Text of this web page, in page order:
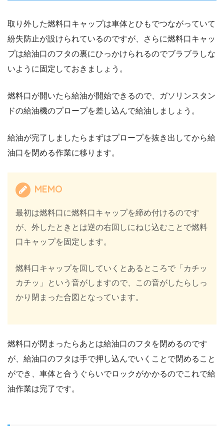
取り外した燃料口キャップは車体とひもでつながっていて
紛失防止が設けられているのですが、さらに燃料口キャッ
プは給油口のフタの裏にひっかけられるのでブラブラしな
いように固定しておきましょう。
燃料口が開いたら給油が開始できるので、ガソリンスタン
ドの給油機のプロープを差し込んで給油しましょう。
給油が完了しましたらまずはプロープを抜き出してから給
油口を閉める作業に移ります。
MEMO
最初は燃料口に燃料口キャップを締め付けるのです
が、外したときとは逆の右回しにねじ込むことで燃料
口キャップを固定します。
燃料口キャップを回していくとあるところで「カチッ
カチッ」という音がしますので、この音がしたらしっ
かり閉まった合図となっています。
燃料口が閉まったらあとは給油口のフタを閉めるのです
が、給油口のフタは手で押し込んでいくことで閉めること
ができ、車体と合うぐらいでロックがかかるのでこれで給
油作業は完了です。